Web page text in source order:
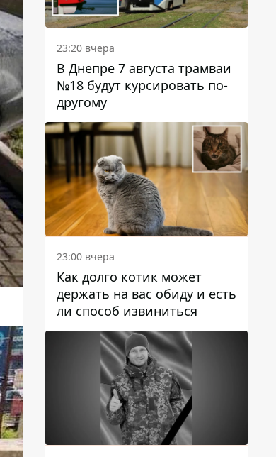
23:20 вчера
В Днепре 7 августа трамваи
№18 будут курсировать по-
другому
23:00 вчера
Как долго котик может
держать на вас обиду и есть
ли способ извиниться